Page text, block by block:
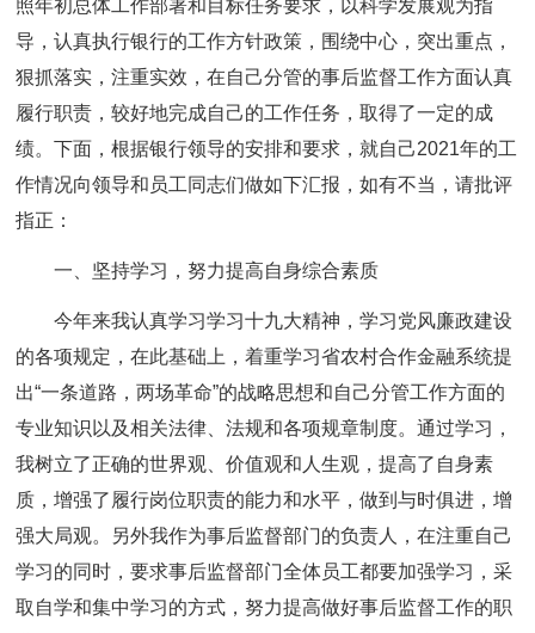
照年初总体工作部署和目标任务要求，以科学发展观为指
导，认真执行银行的工作方针政策，围绕中心，突出重点，
狠抓落实，注重实效，在自己分管的事后监督工作方面认真
履行职责，较好地完成自己的工作任务，取得了一定的成
绩。下面，根据银行领导的安排和要求，就自己2021年的工
作情况向领导和员工同志们做如下汇报，如有不当，请批评
指正：
一、坚持学习，努力提高自身综合素质
今年来我认真学习学习十九大精神，学习党风廉政建设
的各项规定，在此基础上，着重学习省农村合作金融系统提
出“一条道路，两场革命”的战略思想和自己分管工作方面的
专业知识以及相关法律、法规和各项规章制度。通过学习，
我树立了正确的世界观、价值观和人生观，提高了自身素
质，增强了履行岗位职责的能力和水平，做到与时俱进，增
强大局观。另外我作为事后监督部门的负责人，在注重自己
学习的同时，要求事后监督部门全体员工都要加强学习，采
取自学和集中学习的方式，努力提高做好事后监督工作的职